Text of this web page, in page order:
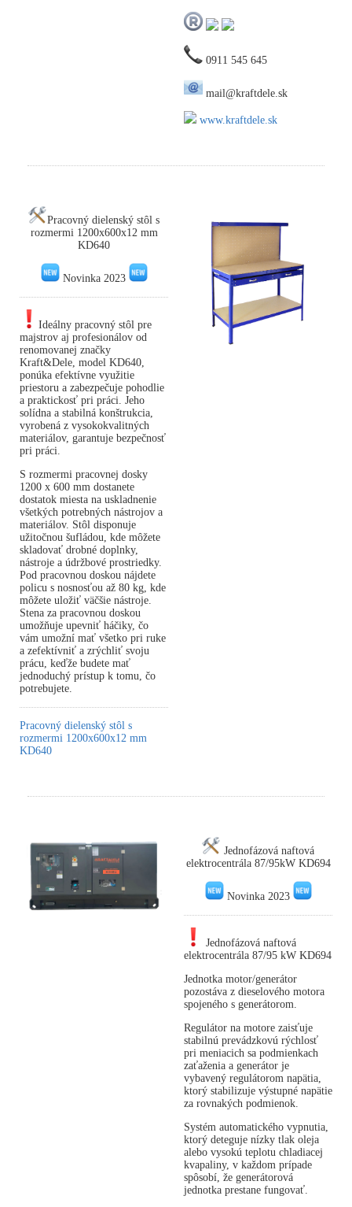
0911 545 645
mail@kraftdele.sk
www.kraftdele.sk
Pracovný dielenský stôl s
rozmermi 1200x600x12 mm
KD640
Novinka 2023
Ideálny pracovný stôl pre
majstrov aj profesionálov od
renomovanej značky
Kraft&Dele, model KD640,
ponúka efektívne využitie
priestoru a zabezpečuje pohodlie
a praktickosť pri práci. Jeho
solídna a stabilná konštrukcia,
vyrobená z vysokokvalitných
materiálov, garantuje bezpečnosť
pri práci.
S rozmermi pracovnej dosky
1200 x 600 mm dostanete
dostatok miesta na uskladnenie
všetkých potrebných nástrojov a
materiálov. Stôl disponuje
užitočnou šufládou, kde môžete
skladovať drobné doplnky,
nástroje a údržbové prostriedky.
Pod pracovnou doskou nájdete
policu s nosnosťou až 80 kg, kde
môžete uložiť väčšie nástroje.
Stena za pracovnou doskou
umožňuje upevniť háčiky, čo
vám umožní mať všetko pri ruke
a zefektívniť a zrýchliť svoju
prácu, keďže budete mať
jednoduchý prístup k tomu, čo
potrebujete.
Pracovný dielenský stôl s
rozmermi 1200x600x12 mm
KD640
Jednofázová naftová
elektrocentrála 87/95kW KD694
Novinka 2023
Jednofázová naftová
elektrocentrála 87/95 kW KD694
Jednotka motor/generátor
pozostáva z dieselového motora
spojeného s generátorom.
Regulátor na motore zaisťuje
stabilnú prevádzkovú rýchlosť
pri meniacich sa podmienkach
zaťaženia a generátor je
vybavený regulátorom napätia,
ktorý stabilizuje výstupné napätie
za rovnakých podmienok.
Systém automatického vypnutia,
ktorý deteguje nízky tlak oleja
alebo vysokú teplotu chladiacej
kvapaliny, v každom prípade
spôsobí, že generátorová
jednotka prestane fungovať.